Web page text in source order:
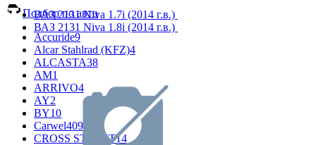
Подбор по авто
Accuride9
Alcar Stahlrad (KFZ)4
ALCASTA38
AM1
ARRIVO4
AY2
BY10
Carwel409
CROSS STREET14
ВАЗ 2131 Niva 1.7i (2014 г.в.)
ВАЗ 2131 Niva 1.8i (2014 г.в.)